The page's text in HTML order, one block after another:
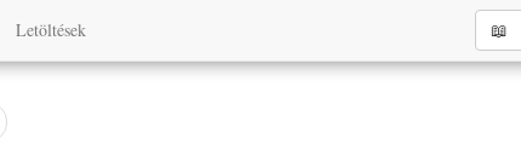
Letöltések 📖︎